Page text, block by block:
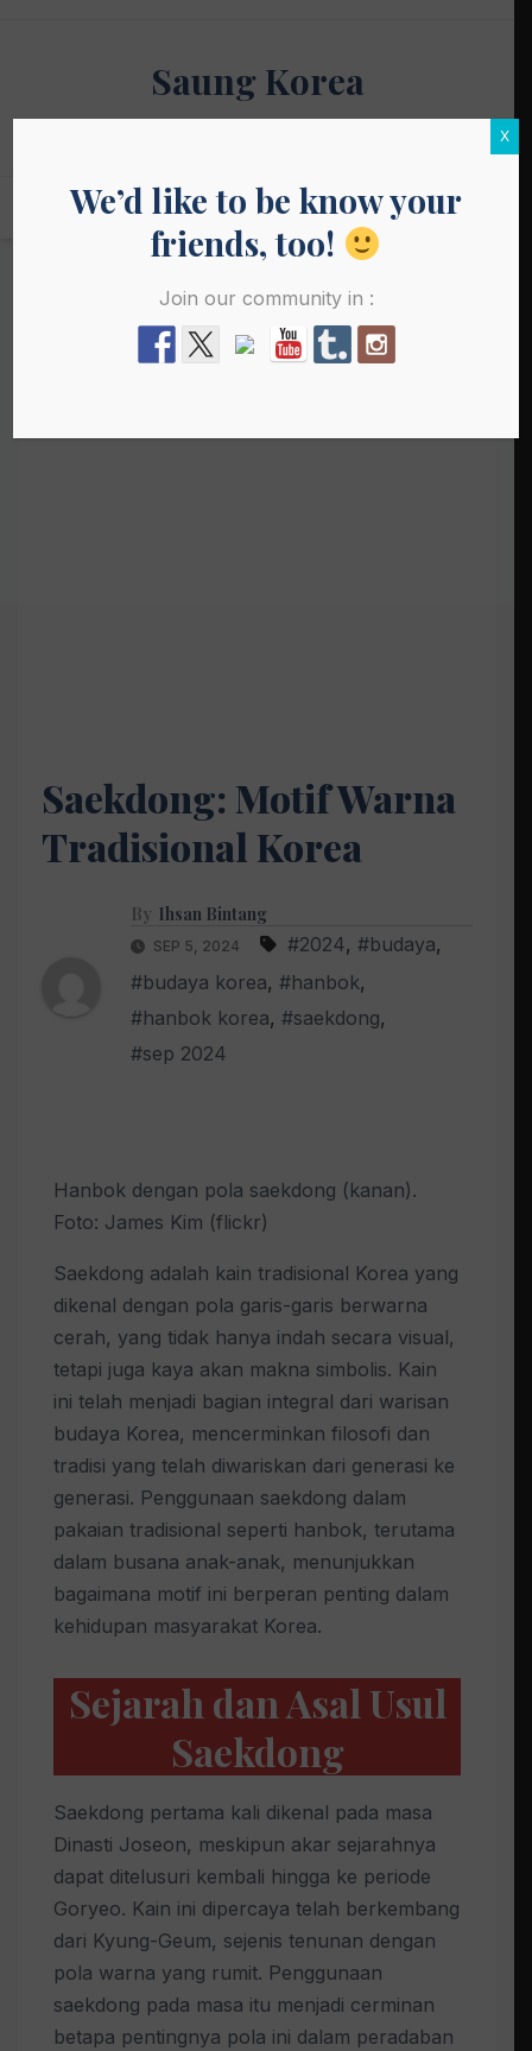
Saung Korea
Saekdong: Motif Warna
Tradisional Korea
By Ihsan Bintang
SEP 5, 2024 #2024, #budaya,
#budaya korea, #hanbok,
#hanbok korea, #saekdong,
#sep 2024
Hanbok dengan pola saekdong (kanan).
Foto: James Kim (flickr)
Saekdong adalah kain tradisional Korea yang
dikenal dengan pola garis-garis berwarna
cerah, yang tidak hanya indah secara visual,
tetapi juga kaya akan makna simbolis. Kain
ini telah menjadi bagian integral dari warisan
budaya Korea, mencerminkan filosofi dan
tradisi yang telah diwariskan dari generasi ke
generasi. Penggunaan saekdong dalam
pakaian tradisional seperti hanbok, terutama
dalam busana anak-anak, menunjukkan
bagaimana motif ini berperan penting dalam
kehidupan masyarakat Korea.
Sejarah dan Asal Usul
Saekdong
Saekdong pertama kali dikenal pada masa
Dinasti Joseon, meskipun akar sejarahnya
dapat ditelusuri kembali hingga ke periode
Goryeo. Kain ini dipercaya telah berkembang
dari Kyung-Geum, sejenis tenunan dengan
pola warna yang rumit. Penggunaan
saekdong pada masa itu menjadi cerminan
betapa pentingnya pola ini dalam peradaban
We’d like to be know your
friends, too!
Join our community in :
X